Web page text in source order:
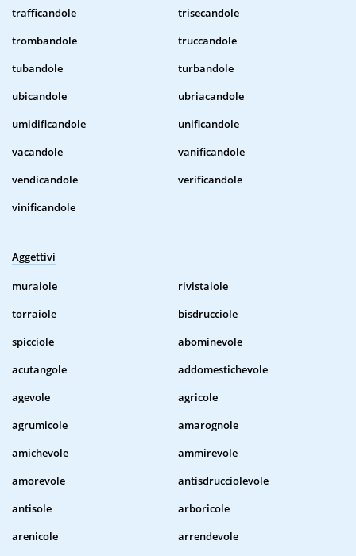
trafficandole
trisecandole
trombandole
truccandole
tubandole
turbandole
ubicandole
ubriacandole
umidificandole
unificandole
vacandole
vanificandole
vendicandole
verificandole
vinificandole
Aggettivi
muraiole
rivistaiole
torraiole
bisdrucciole
spicciole
abominevole
acutangole
addomestichevole
agevole
agricole
agrumicole
amarognole
amichevole
ammirevole
amorevole
antisdrucciolevole
antisole
arboricole
arenicole
arrendevole